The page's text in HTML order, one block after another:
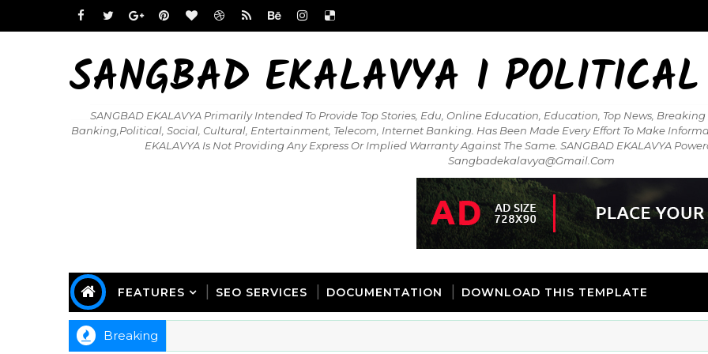
SANGBAD EKALAVYA I
SANGBAD EKALAVYA Primarily Intended To Provide Top Stories, Edu, Online Education, Education, Top News,
Banking,political, Social, Cultural, Entertainment, Telecom, Internet Banking. Has Been Made Every Effort To Make
EKALAVYA Is Not Providing Any Express Or Implied Warranty Against The Same. SANGBAD EKALAVYA
Sangbadekalavya@gmail.com
FEATURES SEO SERVICES DOCUMENTATION DOWNLOAD THIS TEMPLATE
Breaking